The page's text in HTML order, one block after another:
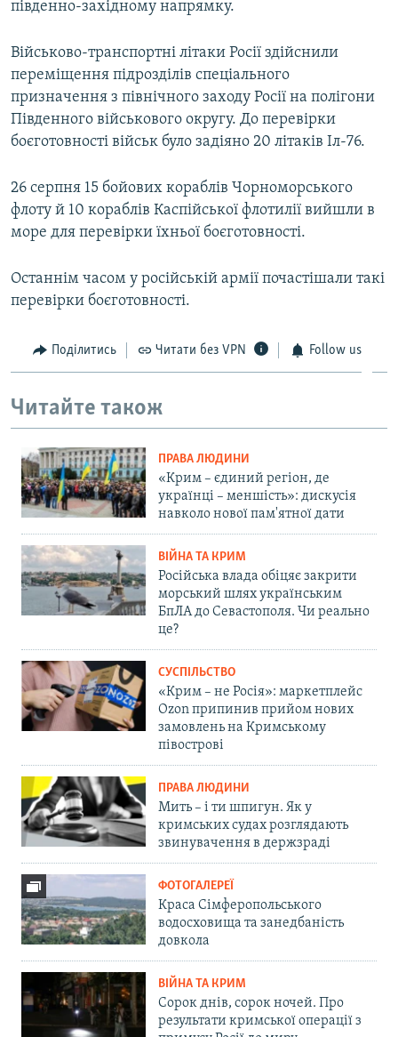
південно-західному напрямку.
Військово-транспортні літаки Росії здійснили
переміщення підрозділів спеціального
призначення з північного заходу Росії на полігони
Південного військового округу. До перевірки
боєготовності військ було задіяно 20 літаків Іл-76.
26 серпня 15 бойових кораблів Чорноморського
флоту й 10 кораблів Каспійської флотилії вийшли в
море для перевірки їхньої боєготовності.
Останнім часом у російській армії почастішали такі
перевірки боєготовності.
Поділитись Читати без VPN Follow us
Читайте також
ПРАВА ЛЮДИНИ
«Крим – єдиний регіон, де
українці – меншість»: дискусія
навколо нової пам'ятної дати
ВІЙНА ТА КРИМ
Російська влада обіцяє закрити
морський шлях українським
БпЛА до Севастополя. Чи реально
це?
СУСПІЛЬСТВО
«Крим – не Росія»: маркетплейс
Ozon припинив прийом нових
замовлень на Кримському
півострові
ПРАВА ЛЮДИНИ
Мить – і ти шпигун. Як у
кримських судах розглядають
звинувачення в держзраді
ФОТОГАЛЕРЕЇ
Краса Сімферопольського
водосховища та занедбаність
довкола
ВІЙНА ТА КРИМ
Сорок днів, сорок ночей. Про
результати кримської операції з